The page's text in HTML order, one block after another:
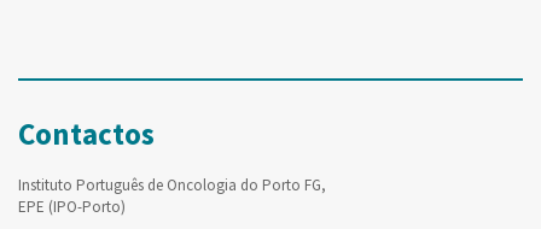
Contactos
Instituto Português de Oncologia do Porto FG,
EPE (IPO-Porto)